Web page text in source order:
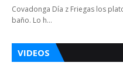
Covadonga Día z Friegas los
baño. Lo h…
VIDEOS